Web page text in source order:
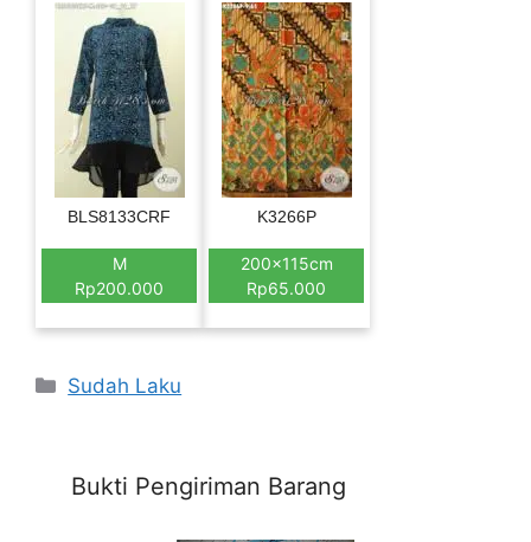
BLS8133CRF
M
Rp200.000
K3266P
200x115cm
Rp65.000
Categories
Sudah Laku
Bukti Pengiriman Barang